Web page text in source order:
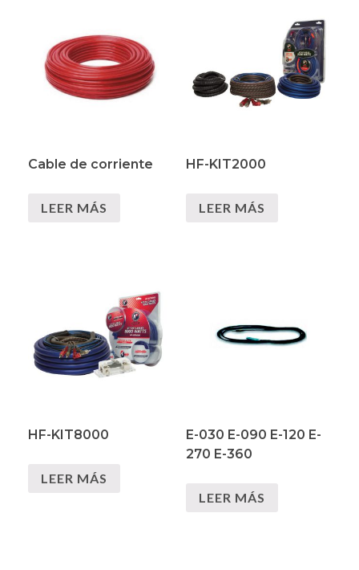
Cable de corriente
LEER MÁS
HF-KIT2000
LEER MÁS
HF-KIT8000
LEER MÁS
E-030 E-090 E-120 E-
270 E-360
LEER MÁS